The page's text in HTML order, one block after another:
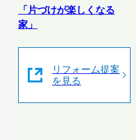
「片づけが楽しくなる
家」
リフォーム提案
を見る